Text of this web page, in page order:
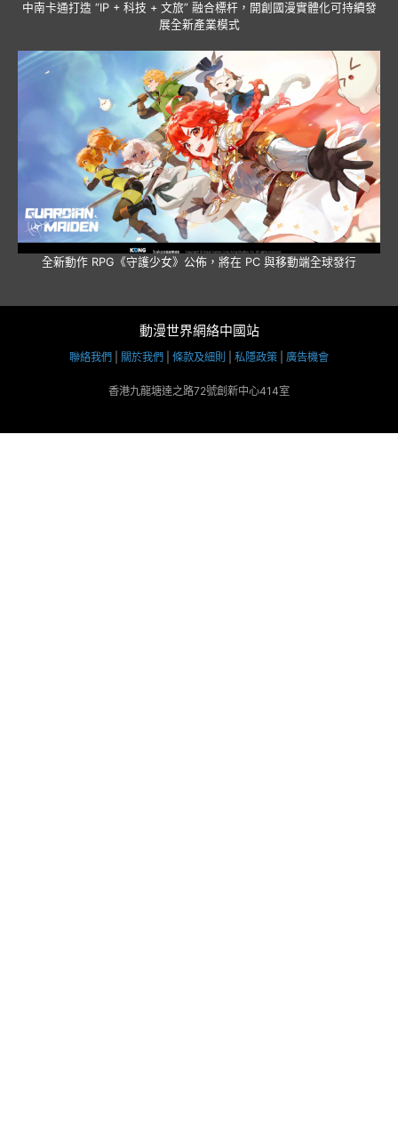
中南卡通打造 “IP + 科技 + 文旅” 融合標杆，開創國漫實體化可持續發
展全新產業模式
全新動作 RPG《守護少女》公佈，將在 PC 與移動端全球發行
動漫世界網絡中國站
聯絡我們 關於我們 條款及細則 私隱政策 廣告機會
香港九龍塘達之路72號創新中心414室